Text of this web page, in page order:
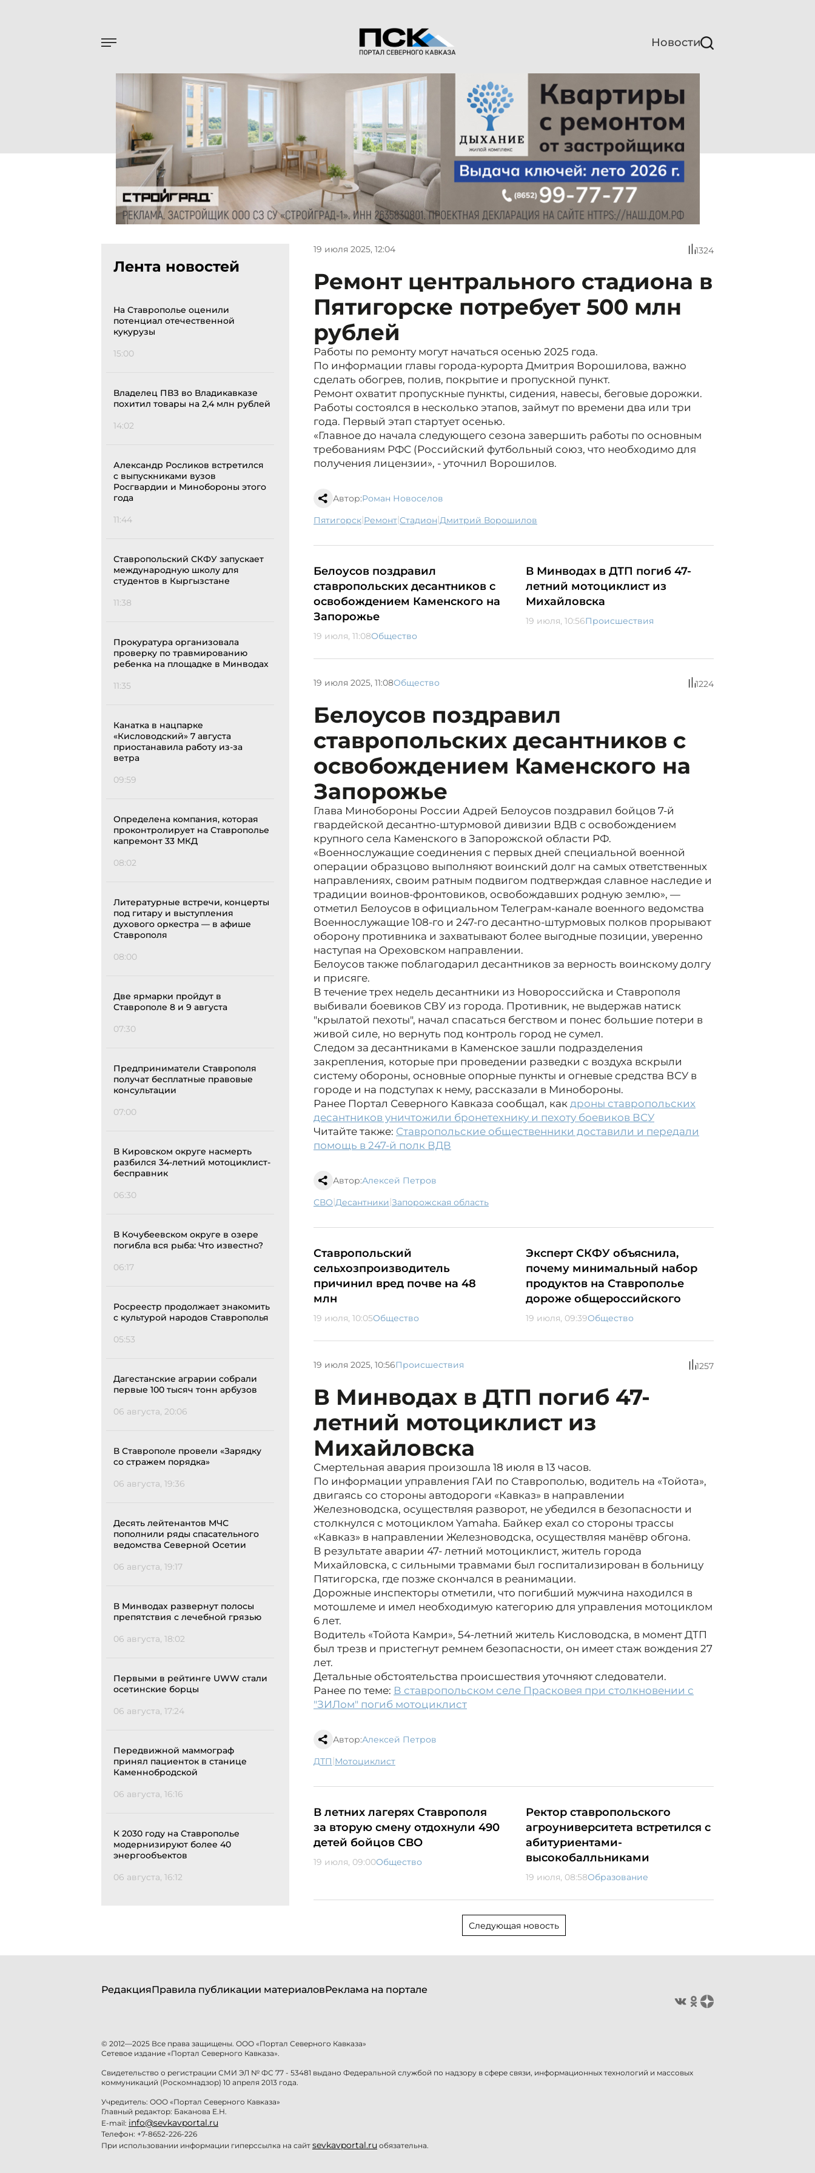
Новости
Лента новостей
На Ставрополье оценили
потенциал отечественной
кукурузы
15:00
Владелец ПВЗ во Владикавказе
похитил товары на 2,4 млн рублей
14:02
Александр Росликов встретился
с выпускниками вузов
Росгвардии и Минобороны этого
года
11:44
Ставропольский СКФУ запускает
международную школу для
студентов в Кыргызстане
11:38
Прокуратура организовала
проверку по травмированию
ребенка на площадке в Минводах
11:35
Канатка в нацпарке
«Кисловодский» 7 августа
приостанавила работу из-за
ветра
09:59
Определена компания, которая
проконтролирует на Ставрополье
капремонт 33 МКД
08:02
Литературные встречи, концерты
под гитару и выступления
духового оркестра — в афише
Ставрополя
08:00
Две ярмарки пройдут в
Ставрополе 8 и 9 августа
07:30
Предприниматели Ставрополя
получат бесплатные правовые
консультации
07:00
В Кировском округе насмерть
разбился 34-летний мотоциклист-
бесправник
06:30
В Кочубеевском округе в озере
погибла вся рыба: Что известно?
06:17
Росреестр продолжает знакомить
с культурой народов Ставрополья
05:53
Дагестанские аграрии собрали
первые 100 тысяч тонн арбузов
06 августа, 20:06
В Ставрополе провели «Зарядку
со стражем порядка»
06 августа, 19:36
Десять лейтенантов МЧС
пополнили ряды спасательного
ведомства Северной Осетии
06 августа, 19:17
В Минводах развернут полосы
препятствия с лечебной грязью
06 августа, 18:02
Первыми в рейтинге UWW стали
осетинские борцы
06 августа, 17:24
Передвижной маммограф
принял пациенток в станице
Каменнобродской
06 августа, 16:16
К 2030 году на Ставрополье
модернизируют более 40
энергообъектов
06 августа, 16:12
19 июля 2025, 12:04 1324
Ремонт центрального стадиона в
Пятигорске потребует 500 млн
рублей
Работы по ремонту могут начаться осенью 2025 года.
По информации главы города-курорта Дмитрия Ворошилова, важно
сделать обогрев, полив, покрытие и пропускной пункт.
Ремонт охватит пропускные пункты, сидения, навесы, беговые дорожки.
Работы состоялся в несколько этапов, займут по времени два или три
года. Первый этап стартует осенью.
«Главное до начала следующего сезона завершить работы по основным
требованиям РФС (Российский футбольный союз, что необходимо для
получения лицензии», - уточнил Ворошилов.
Автор:Роман Новоселов
Пятигорск| ремонт| стадион| Дмитрий Ворошилов
Белоусов поздравил
ставропольских десантников с
освобождением Каменского на
Запорожье
19 июля, 11:08Общество
В Минводах в ДТП погиб 47-
летний мотоциклист из
Михайловска
19 июля, 10:56Происшествия
19 июля 2025, 11:08Общество 1224
Белоусов поздравил
ставропольских десантников с
освобождением Каменского на
Запорожье
Глава Минобороны России Адрей Белоусов поздравил бойцов 7-й
гвардейской десантно-штурмовой дивизии ВДВ с освобождением
крупного села Каменского в Запорожской области РФ.
«Военнослужащие соединения с первых дней специальной военной
операции образцово выполняют воинский долг на самых ответственных
направлениях, своим ратным подвигом подтверждая славное наследие и
традиции воинов-фронтовиков, освобождавших родную землю», —
отметил Белоусов в официальном Телеграм-канале военного ведомства
Военнослужащие 108-го и 247-го десантно-штурмовых полков прорывают
оборону противника и захватывают более выгодные позиции, уверенно
наступая на Ореховском направлении.
Белоусов также поблагодарил десантников за верность воинскому долгу
и присяге.
В течение трех недель десантники из Новороссийска и Ставрополя
выбивали боевиков СВУ из города. Противник, не выдержав натиск
"крылатой пехоты", начал спасаться бегством и понес большие потери в
живой силе, но вернуть под контроль город не сумел.
Следом за десантниками в Каменское зашли подразделения
закрепления, которые при проведении разведки с воздуха вскрыли
систему обороны, основные опорные пункты и огневые средства ВСУ в
городе и на подступах к нему, рассказали в Минобороны.
Ранее Портал Северного Кавказа сообщал, как дроны ставропольских
десантников уничтожили бронетехнику и пехоту боевиков ВСУ
Читайте также: Ставропольские общественники доставили и передали
помощь в 247-й полк ВДВ
Автор:Алексей Петров
СВО| Десантники| Запорожская область
Ставропольский
сельхозпроизводитель
причинил вред почве на 48
млн
19 июля, 10:05Общество
Эксперт СКФУ объяснила,
почему минимальный набор
продуктов на Ставрополье
дороже общероссийского
19 июля, 09:39Общество
19 июля 2025, 10:56Происшествия 1257
В Минводах в ДТП погиб 47-
летний мотоциклист из
Михайловска
Смертельная авария произошла 18 июля в 13 часов.
По информации управления ГАИ по Ставрополью, водитель на «Тойота»,
двигаясь со стороны автодороги «Кавказ» в направлении
Железноводска, осуществляя разворот, не убедился в безопасности и
столкнулся с мотоциклом Yamaha. Байкер ехал со стороны трассы
«Кавказ» в направлении Железноводска, осуществляя манёвр обгона.
В результате аварии 47- летний мотоциклист, житель города
Михайловска, с сильными травмами был госпитализирован в больницу
Пятигорска, где позже скончался в реанимации.
Дорожные инспекторы отметили, что погибший мужчина находился в
мотошлеме и имел необходимую категорию для управления мотоциклом
6 лет.
Водитель «Тойота Камри», 54-летний житель Кисловодска, в момент ДТП
был трезв и пристегнут ремнем безопасности, он имеет стаж вождения 27
лет.
Детальные обстоятельства происшествия уточняют следователи.
Ранее по теме: В ставропольском селе Прасковея при столкновении с
"ЗИЛом" погиб мотоциклист
Автор:Алексей Петров
ДТП | мотоциклист
В летних лагерях Ставрополя
за вторую смену отдохнули 490
детей бойцов СВО
19 июля, 09:00Общество
Ректор ставропольского
агроуниверситета встретился с
абитуриентами-
высокобалльниками
19 июля, 08:58Образование
Следующая новость
РедакцияПравила публикации материаловРеклама на портале
© 2012—2025 Все права защищены. ООО «Портал Северного Кавказа»
Сетевое издание «Портал Северного Кавказа».
Свидетельство о регистрации СМИ ЭЛ № ФС 77 - 53481 выдано Федеральной службой по надзору в сфере связи, информационных технологий и массовых
коммуникаций (Роскомнадзор) 10 апреля 2013 года.
Учредитель: ООО «Портал Северного Кавказа»
Главный редактор: Баканова Е.Н.
E-mail: info@sevkavportal.ru
Телефон: +7-8652-226-226
При использовании информации гиперссылка на сайт sevkavportal.ru обязательна.